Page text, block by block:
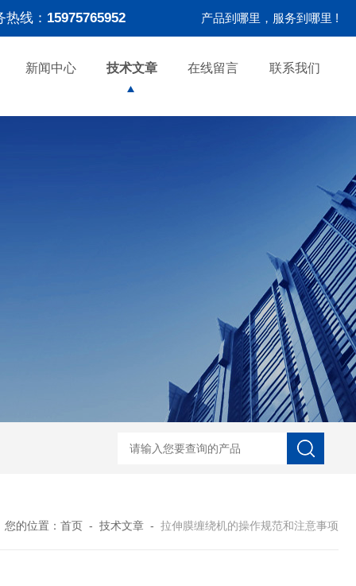
热线： 15975765952 产品到哪里，服务到哪里 !
新闻中心 技术文章 在线留言 联系我们
自动协作码垛机纸箱码垛械手 DZ-760全自动
您的位置： 首页 - 技术文章 - 拉伸膜缠绕机的操作规范和注意事项